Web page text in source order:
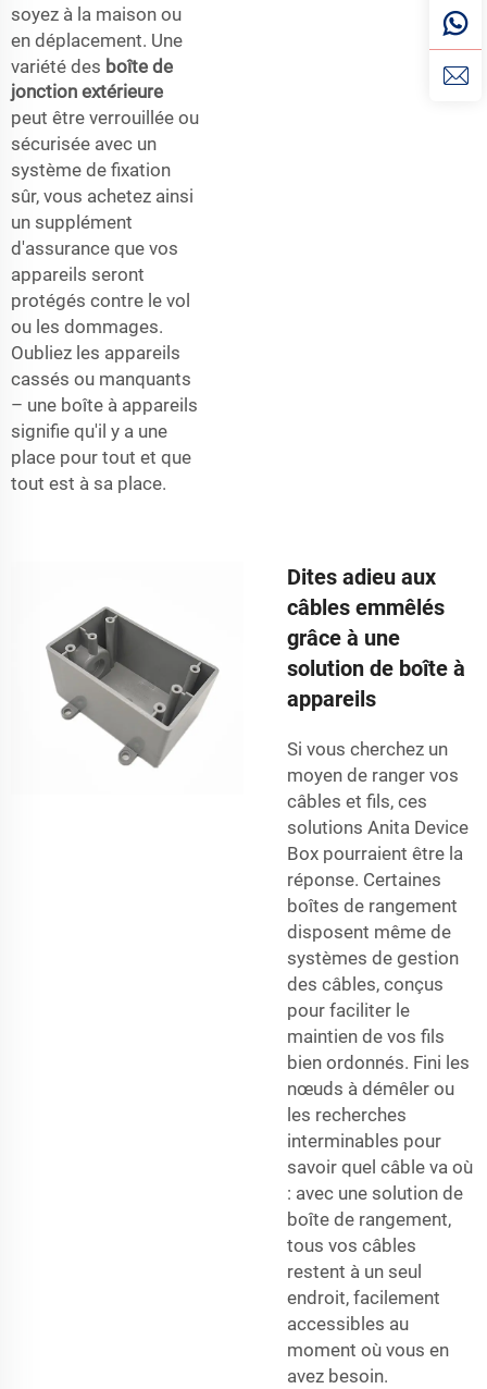
soyez à la maison ou
en déplacement. Une
variété des boîte de
jonction extérieure
peut être verrouillée ou
sécurisée avec un
système de fixation
sûr, vous achetez ainsi
un supplément
d'assurance que vos
appareils seront
protégés contre le vol
ou les dommages.
Oubliez les appareils
cassés ou manquants
– une boîte à appareils
signifie qu'il y a une
place pour tout et que
tout est à sa place.
Dites adieu aux
câbles emmêlés
grâce à une
solution de boîte à
appareils
Si vous cherchez un
moyen de ranger vos
câbles et fils, ces
solutions Anita Device
Box pourraient être la
réponse. Certaines
boîtes de rangement
disposent même de
systèmes de gestion
des câbles, conçus
pour faciliter le
maintien de vos fils
bien ordonnés. Fini les
nœuds à démêler ou
les recherches
interminables pour
savoir quel câble va où
: avec une solution de
boîte de rangement,
tous vos câbles
restent à un seul
endroit, facilement
accessibles au
moment où vous en
avez besoin.